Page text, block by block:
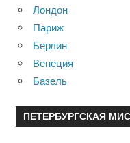
Лондон
Париж
Берлин
Венеция
Базель
ПЕТЕРБУРГСКАЯ